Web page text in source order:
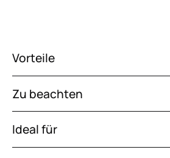
Vorteile
Zu beachten
Ideal für